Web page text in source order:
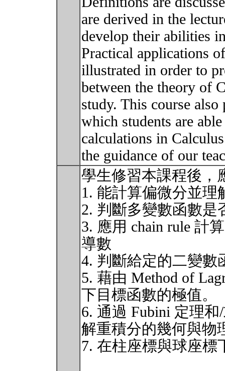
are derived in the
develop their abilities
Practical applications
illustrated in order to
between the theory of
study. This course
which students are
calculations in
the guidance of our
學生修習本課程後，
1. 能計算偏微分並理
2. 判斷多變數函數是
3. 應用 chain rule 計
導數
4. 判斷給定的二變數
5. 藉由 Method of
下目標函數的極值。
6. 通過 Fubini 定理
解重積分的幾何與物
7. 在柱座標與球座標